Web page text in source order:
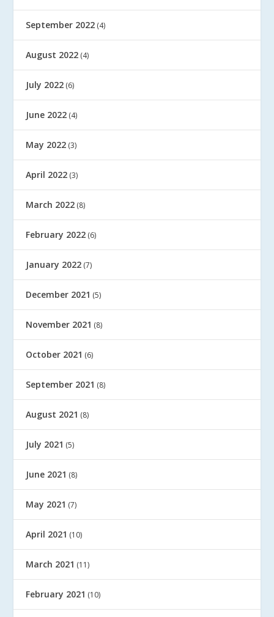
September 2022 (4)
August 2022 (4)
July 2022 (6)
June 2022 (4)
May 2022 (3)
April 2022 (3)
March 2022 (8)
February 2022 (6)
January 2022 (7)
December 2021 (5)
November 2021 (8)
October 2021 (6)
September 2021 (8)
August 2021 (8)
July 2021 (5)
June 2021 (8)
May 2021 (7)
April 2021 (10)
March 2021 (11)
February 2021 (10)